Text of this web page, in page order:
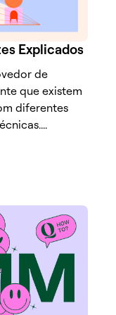
Explicados
de
que existem
diferentes